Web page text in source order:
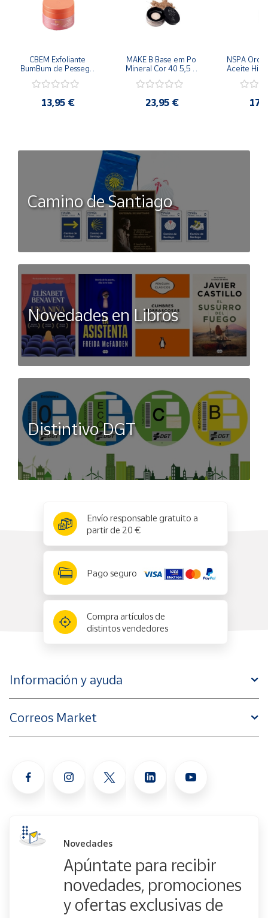
CBEM Exfoliante
BumBum de Pessego
13,95 €
MAKE B Base em Po
Mineral Cor 40 5,5 g
23,95 €
NSPA
Aceite
Camino de Santiago
Novedades en Libros
Distintivo DGT
Envío responsable gratuito a
partir de 20 €
Pago seguro
Compra artículos de
distintos vendedores
Información y ayuda
Correos Market
Novedades
Apúntate para recibir
novedades, promociones
y ofertas exclusivas de